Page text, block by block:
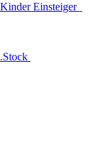
Einsteiger